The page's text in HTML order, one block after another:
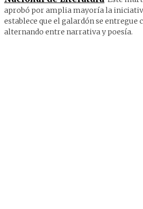
aprobó por amplia mayoría la
establece que el galardón se entregue
alternando entre narrativa y poesía.